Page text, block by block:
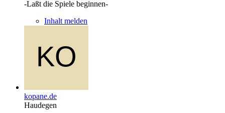
-Laßt die Spiele beginnen-
Inhalt melden
kopane.de
Haudegen